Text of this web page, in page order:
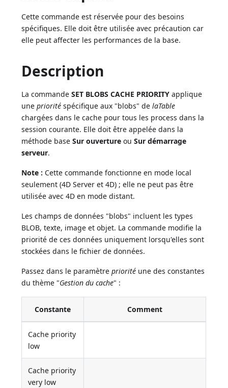
Cette commande est réservée pour des besoins
spécifiques. Elle doit être utilisée avec précaution car
elle peut affecter les performances de la base.
Description
La commandeSET BLOBS CACHE PRIORITY applique
unepriorité spécifique aux "blobs" delaTable
chargées dans le cache pour tous les process dans la
session courante. Elle doit être appelée dans la
méthode baseSur ouverture ouSur démarrage
serveur.
Note : Cette commande fonctionne en mode local
seulement (4D Server et 4D) ; elle ne peut pas être
utilisée avec 4D en mode distant.
Les champs de données "blobs" incluent les types
BLOB, texte, image et objet. La commande modifie la
priorité de ces données uniquement lorsqu'elles sont
stockées dans le fichier de données.
Passez dans le paramètrepriorité une des constantes
du thème "Gestion du cache" :
Constante Comment
Cache priority
low
Cache priority
very low